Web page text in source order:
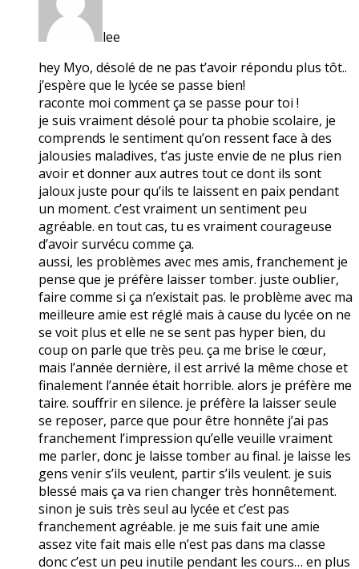
lee
hey Myo, désolé de ne pas t’avoir répondu plus tôt..
j’espère que le lycée se passe bien!
raconte moi comment ça se passe pour toi !
je suis vraiment désolé pour ta phobie scolaire, je
comprends le sentiment qu’on ressent face à des
jalousies maladives, t’as juste envie de ne plus rien
avoir et donner aux autres tout ce dont ils sont
jaloux juste pour qu’ils te laissent en paix pendant
un moment. c’est vraiment un sentiment peu
agréable. en tout cas, tu es vraiment courageuse
d’avoir survécu comme ça.
aussi, les problèmes avec mes amis, franchement je
pense que je préfère laisser tomber. juste oublier,
faire comme si ça n’existait pas. le problème avec ma
meilleure amie est réglé mais à cause du lycée on ne
se voit plus et elle ne se sent pas hyper bien, du
coup on parle que très peu. ça me brise le cœur,
mais l’année dernière, il est arrivé la même chose et
finalement l’année était horrible. alors je préfère me
taire. souffrir en silence. je préfère la laisser seule
se reposer, parce que pour être honnête j’ai pas
franchement l’impression qu’elle veuille vraiment
me parler, donc je laisse tomber au final. je laisse les
gens venir s’ils veulent, partir s’ils veulent. je suis
blessé mais ça va rien changer très honnêtement.
sinon je suis très seul au lycée et c’est pas
franchement agréable. je me suis fait une amie
assez vite fait mais elle n’est pas dans ma classe
donc c’est un peu inutile pendant les cours… en plus